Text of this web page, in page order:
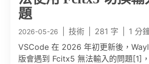
題
2026-05-26 技術 281 字
1 分
VSCode 在 2026 年初更新後，
版會遇到 Fcitx5 無法輸入的問題[1]